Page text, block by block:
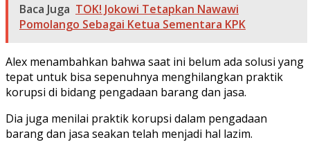
Baca Juga TOK! Jokowi Tetapkan Nawawi
Pomolango Sebagai Ketua Sementara KPK
Alex menambahkan bahwa saat ini belum ada solusi yang
tepat untuk bisa sepenuhnya menghilangkan praktik
korupsi di bidang pengadaan barang dan jasa.
Dia juga menilai praktik korupsi dalam pengadaan
barang dan jasa seakan telah menjadi hal lazim.